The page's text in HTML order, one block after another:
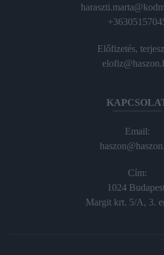
Előfizetés,
Email:
Cím:
1024
Margit krt. 5/A, 3.